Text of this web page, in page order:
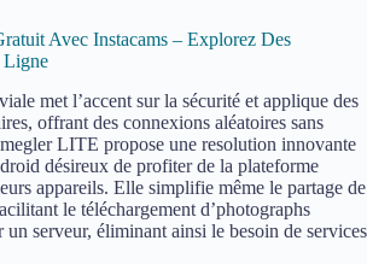
Avec Instacams – Explorez Des
Ligne
met l’accent sur la sécurité et applique des
offrant des connexions aléatoires sans
LITE propose une resolution innovante
désireux de profiter de la plateforme
appareils. Elle simplifie même le partage de
le téléchargement d’photographs
un serveur, éliminant ainsi le besoin de services